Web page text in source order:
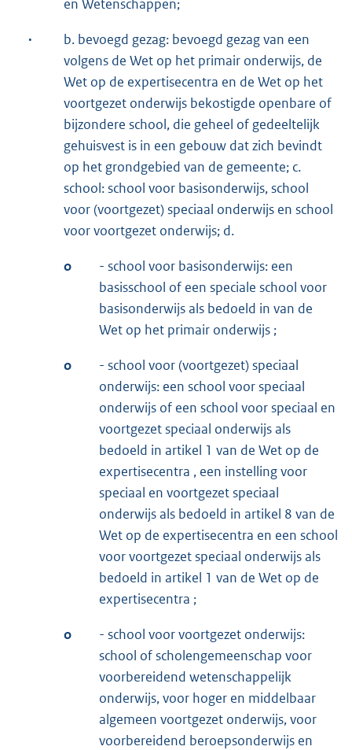
en Wetenschappen;
·
b. bevoegd gezag: bevoegd gezag van een
volgens de Wet op het primair onderwijs, de
Wet op de expertisecentra en de Wet op het
voortgezet onderwijs bekostigde openbare of
bijzondere school, die geheel of gedeeltelijk
gehuisvest is in een gebouw dat zich bevindt
op het grondgebied van de gemeente; c.
school: school voor basisonderwijs, school
voor (voortgezet) speciaal onderwijs en school
voor voortgezet onderwijs; d.
o
- school voor basisonderwijs: een
basisschool of een speciale school voor
basisonderwijs als bedoeld in van de
Wet op het primair onderwijs ;
o
- school voor (voortgezet) speciaal
onderwijs: een school voor speciaal
onderwijs of een school voor speciaal en
voortgezet speciaal onderwijs als
bedoeld in artikel 1 van de Wet op de
expertisecentra , een instelling voor
speciaal en voortgezet speciaal
onderwijs als bedoeld in artikel 8 van de
Wet op de expertisecentra en een school
voor voortgezet speciaal onderwijs als
bedoeld in artikel 1 van de Wet op de
expertisecentra ;
o
- school voor voortgezet onderwijs:
school of scholengemeenschap voor
voorbereidend wetenschappelijk
onderwijs, voor hoger en middelbaar
algemeen voortgezet onderwijs, voor
voorbereidend beroepsonderwijs en